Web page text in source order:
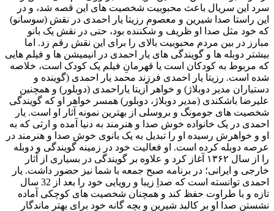
سرد این سریال باعث محبوبیت شخصیت های این قصه شد، و در
این راستا صدا شیرین و معصوم رزیتا یار احمدی در نقش (سوسانو)
که خود مثل صدا او ظریف و شکننده بود، حتی در نقش یک بانو
مبارز در بین مردم محبوبیت بالای را برای این نقش رقم زد. اما
بیشتر دوبله ها و گویندگی های یار احمدی در انیمیشن ها و فیلم هایی
که مربوط به کودکان است یا قهرمانِ فیلم یک کودک است، خلاصه
شده است. رزیتا یار احمدی فرزند محمد یار احمدی (گوینده و
دستیاران مدیر دوبلاژ) و خواهر آزیتا یاراحمدی (دوبلور) و همچنین
علیرضا باشکندی (مدیر دوبلاژ، دوبلور) همسر خواهر او که گویندگی
شخصیت های جومونگ و بروسلی از بهترین نمونه آثار او است. یار
احمدی در یک خانواده خوش صدا و هنرمند به دنیا آمده و ارثی که به
او و خواهرش رسیده او را تبدیل به یک بانوی خوش صدا و هنرمند در
عرصه دوبله کرده است. او فعالیت خود در زمینه گویندگی و دوبله
را از سال ۱۳۶۲ آغاز کرد و علاوه بر گویندگی در بسیاری از آثار
خارجی و ایرانی؛ در برنامه صبح جمعه با شما نیز حضور داشت. یار
احمدی توانسته است که صداِ زیبا و رویایی خود را بعد از 32 سال
تازه و با طراوت حفظ کند و همچنان شخصیت های کوچکی آماده
نشستن صدا او بر کالبد شیرین و بچه گانه خود برای بهتر ماندگار